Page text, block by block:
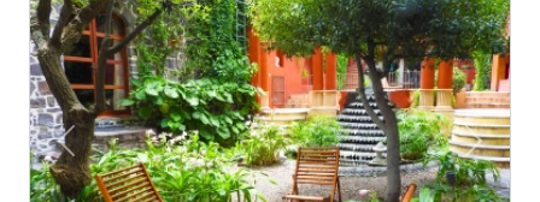
Previous Next